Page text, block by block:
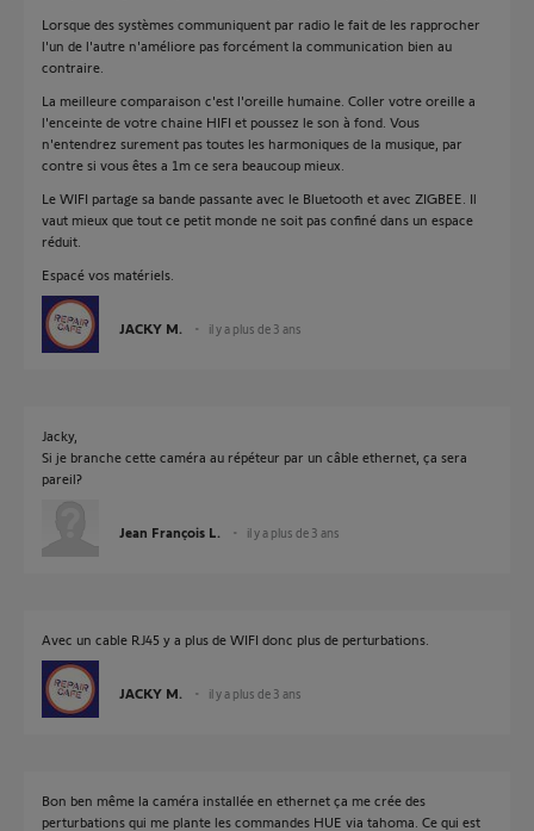
Lorsque des systèmes communiquent par radio le fait de les rapprocher
l'un de l'autre n'améliore pas forcément la communication bien au
contraire.
La meilleure comparaison c'est l'oreille humaine. Coller votre oreille a
l'enceinte de votre chaine HIFI et poussez le son à fond. Vous
n'entendrez surement pas toutes les harmoniques de la musique, par
contre si vous êtes a 1m ce sera beaucoup mieux.
Le WIFI partage sa bande passante avec le Bluetooth et avec ZIGBEE. Il
vaut mieux que tout ce petit monde ne soit pas confiné dans un espace
réduit.
Espacé vos matériels.
JACKY M. il y a plus de 3 ans
Jacky,
Si je branche cette caméra au répéteur par un câble ethernet, ça sera
pareil?
Jean François L. il y a plus de 3 ans
Avec un cable RJ45 y a plus de WIFI donc plus de perturbations.
JACKY M. il y a plus de 3 ans
Bon ben même la caméra installée en ethernet ça me crée des
perturbations qui me plante les commandes HUE via tahoma. Ce qui est